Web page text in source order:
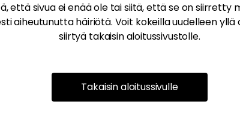
että sivua ei enää ole tai siitä, että se on siirretty
aiheutunutta häiriötä. Voit kokeilla uudelleen
siirtyä takaisin aloitussivustolle.
Takaisin aloitussivulle